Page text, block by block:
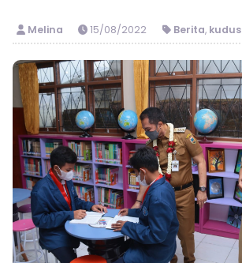
Melina 15/08/2022 Berita, kudus